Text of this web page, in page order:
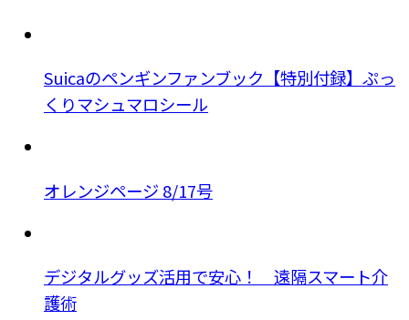
Suicaのペンギンファンブック【特別付録】ぷっ
くりマシュマロシール
オレンジページ 8/17号
デジタルグッズ活用で安心！ 遠隔スマート介
護術